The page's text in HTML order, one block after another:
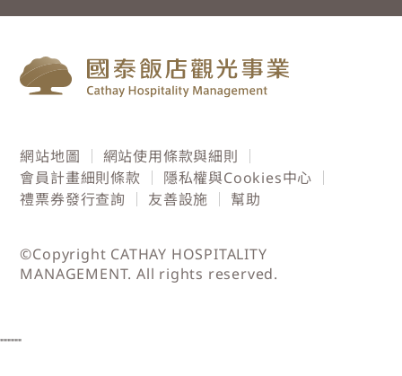
網站地圖
網站使用條款與細則
會員計畫細則條款
隱私權與Cookies中心
禮票券發行查詢
友善設施 幫助
©Copyright CATHAY HOSPITALITY
MANAGEMENT. All rights reserved.
""""""